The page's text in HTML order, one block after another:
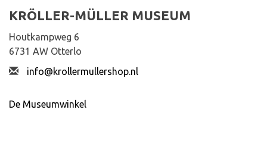
KRÖLLER-MÜLLER MUSEUM
Houtkampweg 6
6731 AW Otterlo
info@krollermullershop.nl
De Museumwinkel